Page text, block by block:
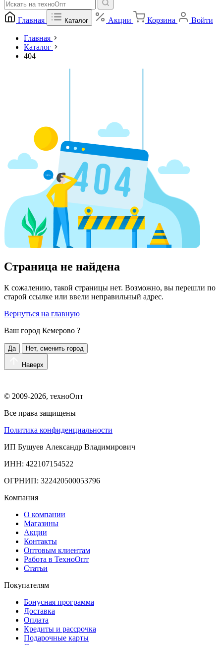
Главная Каталог Акции Корзина Войти
Главная
Каталог
404
Страница не найдена
К сожалению, такой страницы нет. Возможно, вы перешли по
старой ссылке или ввели неправильный адрес.
Вернуться на главную
Ваш город Кемерово ?
Да Нет, сменить город
Наверх
© 2009-2026, техноОпт
Все права защищены
Политика конфиденциальности
ИП Бушуев Александр Владимирович
ИНН: 422107154522
ОГРНИП: 322420500053796
Компания
О компании
Магазины
Акции
Контакты
Оптовым клиентам
Работа в ТехноОпт
Статьи
Покупателям
Бонусная программа
Доставка
Оплата
Кредиты и рассрочка
Подарочные карты